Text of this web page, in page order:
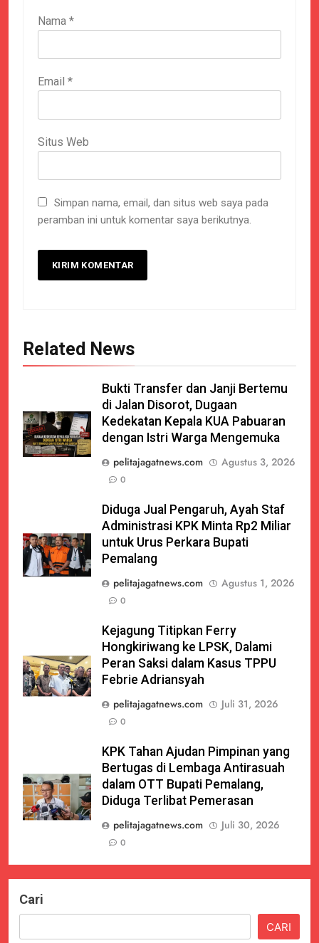
Nama *
Email *
Situs Web
Simpan nama, email, dan situs web saya pada
peramban ini untuk komentar saya berikutnya.
Related News
Bukti Transfer dan Janji Bertemu
di Jalan Disorot, Dugaan
Kedekatan Kepala KUA Pabuaran
dengan Istri Warga Mengemuka
pelitajagatnews.com
Agustus 3, 2026
0
Diduga Jual Pengaruh, Ayah Staf
Administrasi KPK Minta Rp2 Miliar
untuk Urus Perkara Bupati
Pemalang
pelitajagatnews.com
Agustus 1, 2026
0
Kejagung Titipkan Ferry
Hongkiriwang ke LPSK, Dalami
Peran Saksi dalam Kasus TPPU
Febrie Adriansyah
pelitajagatnews.com
Juli 31, 2026
0
KPK Tahan Ajudan Pimpinan yang
Bertugas di Lembaga Antirasuah
dalam OTT Bupati Pemalang,
Diduga Terlibat Pemerasan
pelitajagatnews.com
Juli 30, 2026
0
Cari
CARI